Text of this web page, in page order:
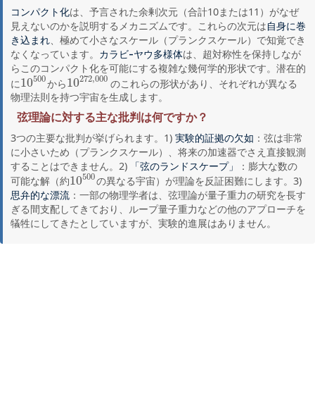
コンパクト化は、予言された余剰次元（合計10または11）がなぜ
見えないのかを説明するメカニズムです。これらの次元は自身に巻
き込まれ 、極めて小さなスケール（プランクスケール）で知覚でき
なくなっています。 カラビ-ヤウ多様体は、超対称性を保持しなが
らこのコンパクト化を可能にする複雑な幾何学的形状です。潜在的
に10500
10500から10272,000
10272,000のこれらの形状があり、それぞれが異なる
物理法則を持つ宇宙を生成します。
弦理論に対する主な批判は何ですか？
3つの主要な批判が挙げられます。1)実験的証拠の欠如 ：弦は非常
に小さいため（プランクスケール）、将来の加速器でさえ直接観測
することはできません。2)
「弦のランドスケープ」
：膨大な数の
可能な解（約10500
10500の異なる宇宙）が理論を反証困難にします。3)
思弁的な漂流 ：一部の物理学者は、弦理論が量子重力の研究を長す
ぎる間支配してきており、ループ量子重力などの他のアプローチを
犠牲にしてきたとしていますが、実験的進展はありません。